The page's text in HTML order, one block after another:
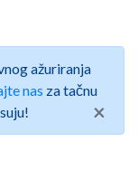
ažuriranja
nas za tačnu
×